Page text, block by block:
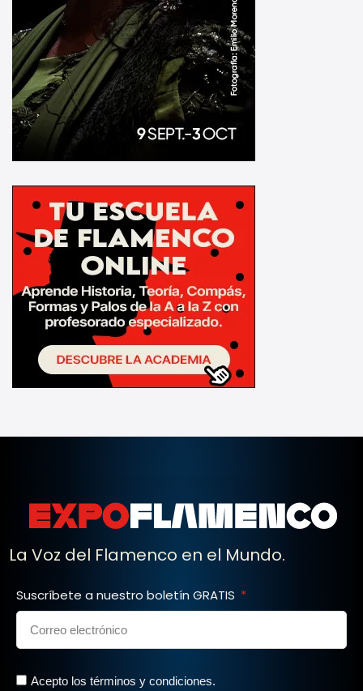
La Voz del Flamenco en el Mundo.
Suscríbete a nuestro boletín GRATIS
Acepto los términos y condiciones.